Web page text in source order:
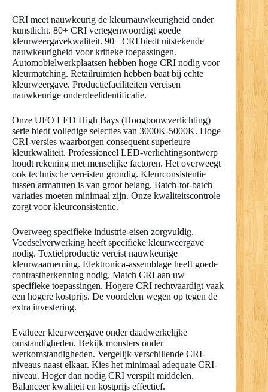
CRI meet nauwkeurig de kleurnauwkeurigheid onder
kunstlicht. 80+ CRI vertegenwoordigt goede
kleurweergavekwaliteit. 90+ CRI biedt uitstekende
nauwkeurigheid voor kritieke toepassingen.
Automobielwerkplaatsen hebben hoge CRI nodig voor
kleurmatching. Retailruimten hebben baat bij echte
kleurweergave. Productiefaciliteiten vereisen
nauwkeurige onderdeelidentificatie.
Onze UFO LED High Bays (Hoogbouwverlichting)
serie biedt volledige selecties van 3000K-5000K. Hoge
CRI-versies waarborgen consequent superieure
kleurkwaliteit. Professioneel LED-verlichtingsontwerp
houdt rekening met menselijke factoren. Het overweegt
ook technische vereisten grondig. Kleurconsistentie
tussen armaturen is van groot belang. Batch-tot-batch
variaties moeten minimaal zijn. Onze kwaliteitscontrole
zorgt voor kleurconsistentie.
Overweeg specifieke industrie-eisen zorgvuldig.
Voedselverwerking heeft specifieke kleurweergave
nodig. Textielproductie vereist nauwkeurige
kleurwaarneming. Elektronica-assemblage heeft goede
contrastherkenning nodig. Match CRI aan uw
specifieke toepassingen. Hogere CRI rechtvaardigt vaak
een hogere kostprijs. De voordelen wegen op tegen de
extra investering.
Evalueer kleurweergave onder daadwerkelijke
omstandigheden. Bekijk monsters onder
werkomstandigheden. Vergelijk verschillende CRI-
niveaus naast elkaar. Kies het minimaal adequate CRI-
niveau. Hoger dan nodig CRI verspilt middelen.
Balanceer kwaliteit en kostprijs effectief.